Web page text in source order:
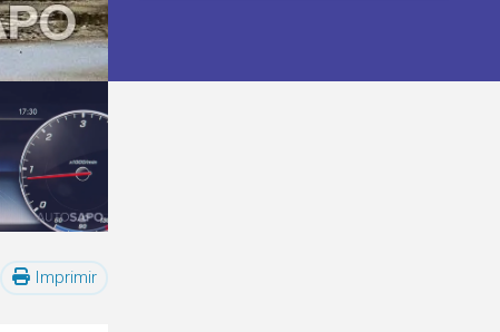
Imprimir